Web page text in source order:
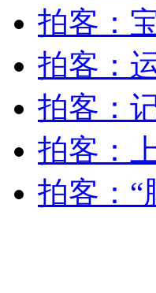
女孩北京地铁殴打老
无痛分娩是否安全 医
拍客：
拍客：
拍客：
拍客：
拍客：“